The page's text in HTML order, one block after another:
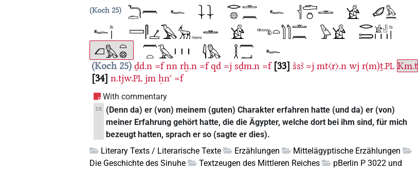
Koch 25
Koch 25 ḏd.n =f nn rḫ.n =f qd =j sḏm.n =f 33 šsꜣ =j mt〈r〉.n wj r(m)ṯ.PL Km.t
34 n.tjw.PL jm ḥnꜥ =f
With commentary
DE
(Denn da) er (von) meinem (guten) Charakter erfahren hatte (und da) er (von)
meiner Erfahrung gehört hatte, die die Ägypter, welche dort bei ihm sind, für mich
bezeugt hatten, sprach er so (sagte er dies).
Literary Texts / Literarische Texte
Erzählungen
Mittelägyptische Erzählungen
Die Geschichte des Sinuhe
Textzeugen des Mittleren Reiches
pBerlin P 3022 und